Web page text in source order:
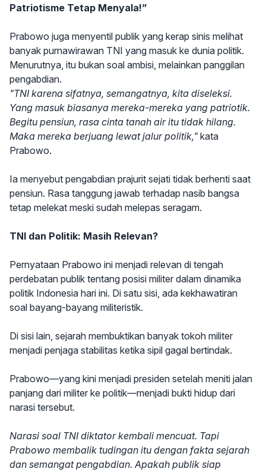
Patriotisme Tetap Menyala!”
Prabowo juga menyentil publik yang kerap sinis melihat
banyak purnawirawan TNI yang masuk ke dunia politik.
Menurutnya, itu bukan soal ambisi, melainkan panggilan
pengabdian.
"TNI karena sifatnya, semangatnya, kita diseleksi.
Yang masuk biasanya mereka-mereka yang patriotik.
Begitu pensiun, rasa cinta tanah air itu tidak hilang.
Maka mereka berjuang lewat jalur politik," kata
Prabowo.
Ia menyebut pengabdian prajurit sejati tidak berhenti saat
pensiun. Rasa tanggung jawab terhadap nasib bangsa
tetap melekat meski sudah melepas seragam.
TNI dan Politik: Masih Relevan?
Pernyataan Prabowo ini menjadi relevan di tengah
perdebatan publik tentang posisi militer dalam dinamika
politik Indonesia hari ini. Di satu sisi, ada kekhawatiran
soal bayang-bayang militeristik.
Di sisi lain, sejarah membuktikan banyak tokoh militer
menjadi penjaga stabilitas ketika sipil gagal bertindak.
Prabowo—yang kini menjadi presiden setelah meniti jalan
panjang dari militer ke politik—menjadi bukti hidup dari
narasi tersebut.
Narasi soal TNI diktator kembali mencuat. Tapi
Prabowo membalik tudingan itu dengan fakta sejarah
dan semangat pengabdian. Apakah publik siap